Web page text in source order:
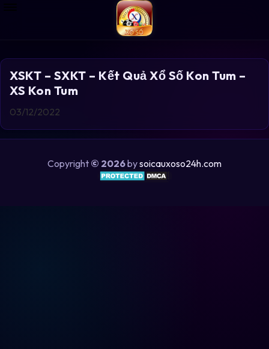
XSKT – SXKT – Kết Quả Xổ Số Kon Tum –
XS Kon Tum
03/12/2022
Copyright © 2026bysoicauxoso24h.com